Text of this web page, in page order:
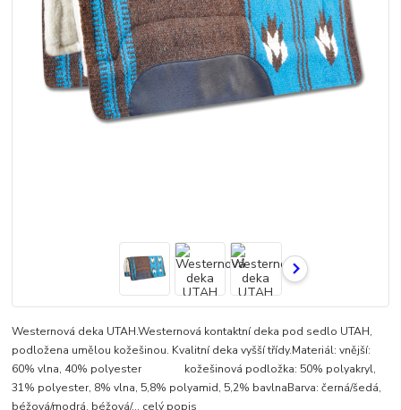
Westernová deka UTAH.Westernová kontaktní deka pod sedlo UTAH,
podložena umělou kožešinou. Kvalitní deka vyšší třídy.Materiál: vnější:
60% vlna, 40% polyester kožešinová podložka: 50% polyakryl,
31% polyester, 8% vlna, 5,8% polyamid, 5,2% bavlnaBarva: černá/šedá,
béžová/modrá, béžová/... celý popis